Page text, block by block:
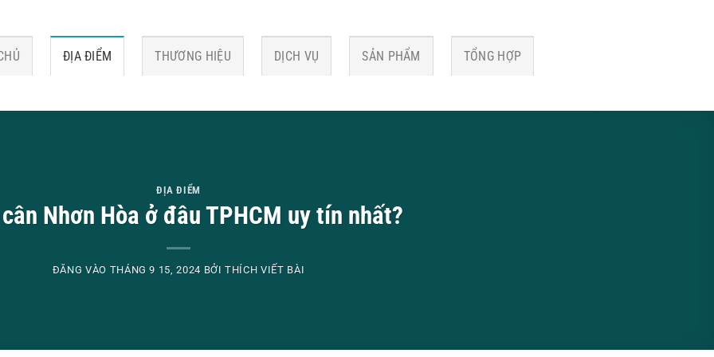
ĐỊA ĐIỂM THƯƠNG HIỆU DỊCH VỤ SẢN PHẨM TỔNG HỢP
ĐỊA ĐIỂM
Nhơn Hòa ở đâu TPHCM uy tín nhất?
ĐĂNG VÀO THÁNG 9 15, 2024 BỞITHÍCH VIẾT BÀI